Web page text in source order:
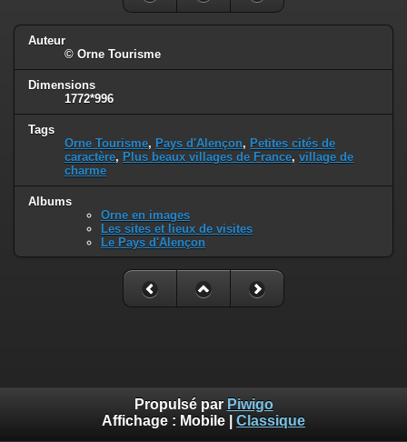
Auteur
© Orne Tourisme
Dimensions
1772*996
Tags
Orne Tourisme, Pays d'Alençon, Petites cités de
caractère, Plus beaux villages de France, village de
charme
Albums
Orne en images
Les sites et lieux de visites
Le Pays d'Alençon
Propulsé par Piwigo
Affichage : Mobile Classique